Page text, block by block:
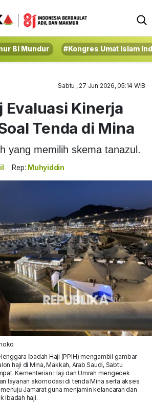
BI Mundur #Kongres Umat Islam
Sabtu , 27 Jun 2026, 05:14 WIB
Evaluasi Kinerja
Tenda di Mina
yang memilih skema tanazul.
Rep: Muhyiddin
Ibadah Haji (PPIH) mengambil gambar
haji di Mina, Makkah, Arab Saudi, Sabtu
Kementerian Haji dan Umrah mengecek
layanan akomodasi di tenda Mina serta akses
Jamarat guna menjamin kelancaran dan
ibadah haji.